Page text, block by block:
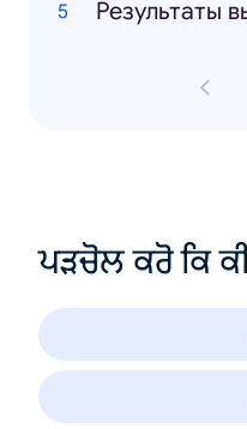
ਪੜਚੋਲ ਕਰੋ ਕਿ